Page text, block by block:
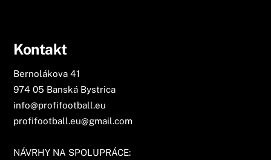
Kontakt
Bernolákova 41
974 05 Banská Bystrica
info@profifootball.eu
profifootball.eu@gmail.com
NÁVRHY NA SPOLUPRÁCE: